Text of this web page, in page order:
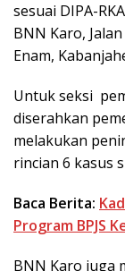
sesuai DIPA-
BNN Karo,
Enam,
Untuk seksi
diserahkan
melakukan
rincian 6 kasus
Baca Berita:
Program BPJS
BNN Karo juga